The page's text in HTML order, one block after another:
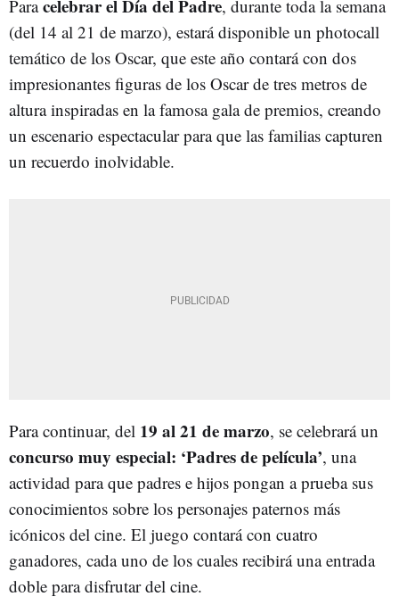
Paracelebrar el Día del Padre, durante toda la semana
(del 14 al 21 de marzo), estará disponible un photocall
temático de los Oscar, que este año contará con dos
impresionantes figuras de los Oscar de tres metros de
altura inspiradas en la famosa gala de premios, creando
un escenario espectacular para que las familias capturen
un recuerdo inolvidable.
Para continuar, del 19 al 21 de marzo, se celebrará un
concurso muy especial: ‘Padres de película’, una
actividad para que padres e hijos pongan a prueba sus
conocimientos sobre los personajes paternos más
icónicos del cine. El juego contará con cuatro
ganadores, cada uno de los cuales recibirá una entrada
doble para disfrutar del cine.